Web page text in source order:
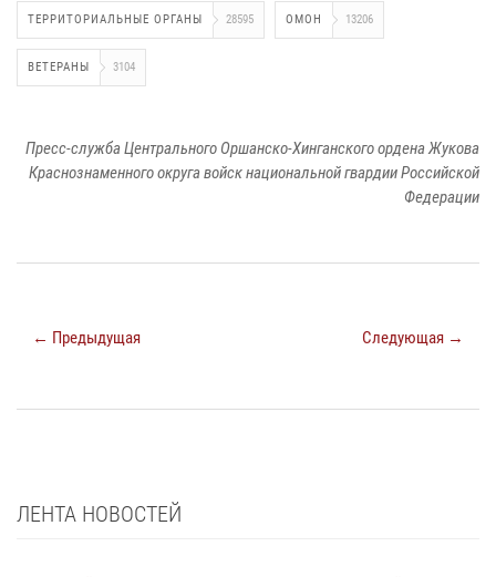
ТЕРРИТОРИАЛЬНЫЕ ОРГАНЫ 28595 ОМОН 13206
ВЕТЕРАНЫ 3104
Пресс-служба Центрального Оршанско-Хинганского ордена Жукова
Краснознаменного округа войск национальной гвардии Российской
Федерации
← Предыдущая Следующая →
ЛЕНТА НОВОСТЕЙ